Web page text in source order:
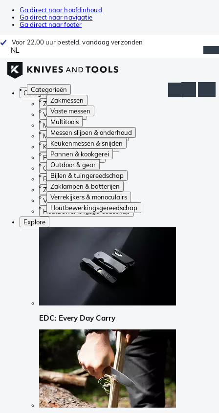
Ga direct naar hoofdinhoud
Ga direct naar navigatie
Ga direct naar footer
Voor 22.00 uur besteld, vandaag verzonden
NL
Categorieën
Zakmessen
Vaste messen
Multitools
Messen slijpen & onderhoud
Keukenmessen & snijden
Pannen & kookgerei
Outdoor & gear
Bijlen & tuingereedschap
Zaklampen & batterijen
Verrekijkers & monoculairs
Houtbewerkingsgereedschap
Categorieën
Zakmessen
Vaste messen
Multitools
Messen slijpen & onderhoud
Keukenmessen & snijden
Pannen & kookgerei
Outdoor & gear
Bijlen & tuingereedschap
Zaklampen & batterijen
Verrekijkers & monoculairs
Houtbewerkingsgereedschap
Explore
EDC: Every Day Carry